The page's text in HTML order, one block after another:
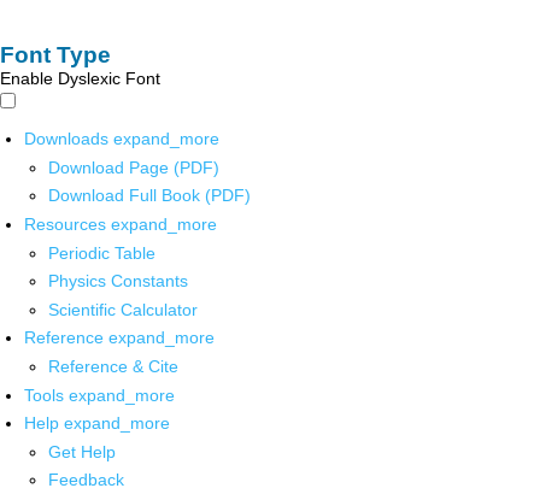
Font Type
Enable Dyslexic Font
Downloads expand_more
Download Page (PDF)
Download Full Book (PDF)
Resources expand_more
Periodic Table
Physics Constants
Scientific Calculator
Reference expand_more
Reference & Cite
Tools expand_more
Help expand_more
Get Help
Feedback